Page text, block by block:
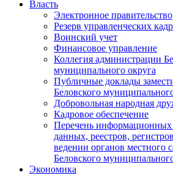
Власть
Электронное правительство
Резерв управленческих
Воинский учет
Финансовое управление
Коллегия администрации
муниципального округа
Публичные доклады
Беловского
Добровольная народная
Кадровое обеспечение
Перечень информационных
данных, реестров,
ведении органов местного
Беловского
Экономика